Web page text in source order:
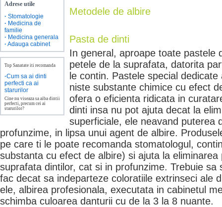
Adrese utile
· Stomatologie
· Medicina de
familie
· Medicina generala
· Adauga cabinet
Top Sanatate iti recomanda
·Cum sa ai dinti
perfecti ca ai
starurilor
Cine nu viseaza sa aiba dintii
perfecti, precum cei ai
starurilor?
Metodele de albire
Pasta de dinti
In general, aproape toate pastele
petele de la suprafata, datorita
le contin. Pastele special
niste substante chimice cu efect
ofera o eficienta ridicata in
dinti insa nu pot ajuta decat la
superficiale, ele neavand puterea
profunzime, in lipsa unui agent de albire.
pe care ti le poate recomanda stomatologul,
substanta cu efect de albire) si ajuta la
suprafata dintilor, cat si in profunzime. Trebuie sa
fac decat sa indeparteze coloratiile extrinseci ale
ele, albirea profesionala, executata in cabinetul
schimba culoarea danturii cu de la 3 la 8 nuante.